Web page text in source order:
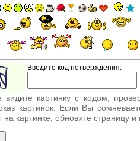
Введите код потверждения:
картинку с кодом,
картинок. Если Вы
на картинке, обновите страницу